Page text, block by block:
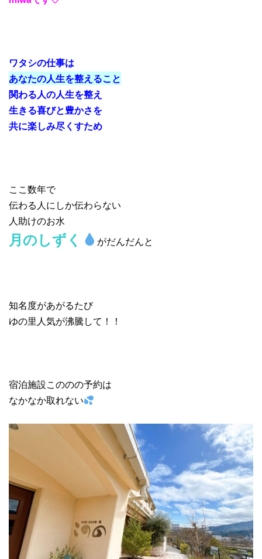
ワタシの仕事は
あなたの人生を整えること
関わる人の人生を整え
生きる喜びと豊かさを
共に楽しみ尽くすため
ここ数年で
伝わる人にしか伝わらない
人助けのお水
月のしずく がだんだんと
知名度があがるたび
ゆの里人気が沸騰して！！
宿泊施設こののの予約は
なかなか取れない